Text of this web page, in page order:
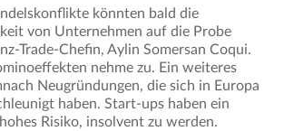
könnten bald die
von Unternehmen auf die Probe
Trade-Chefin, Aylin Somersan Coqui.
nehme zu. Ein weiteres
Neugründungen, die sich in Europa
haben. Start-ups haben ein
Risiko, insolvent zu werden.